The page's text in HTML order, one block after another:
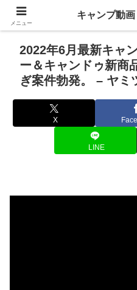
2022年6月最新キャ
ー＆キャンドゥ新商
ぎ案件勃発。 – ヤミ
X
LINE
メニュー
キャンプ動